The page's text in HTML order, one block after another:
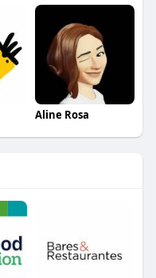
Aline Rosa